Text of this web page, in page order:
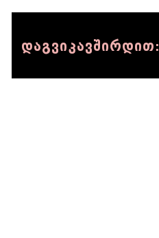
დაგვიკავშირდით: